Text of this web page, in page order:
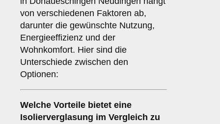
von verschiedenen Faktoren ab,
darunter die gewünschte Nutzung,
Energieeffizienz und der
Wohnkomfort. Hier sind die
Unterschiede zwischen den
Optionen:
Welche Vorteile bietet eine
Isolierverglasung im Vergleich zu